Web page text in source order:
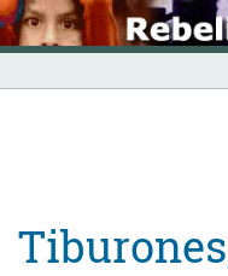
Skip
to
content
INICIO